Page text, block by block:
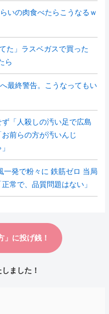
いの肉食べたらこうなるｗ
た」ラスベガスで買った
ら
最終警告。こうなってもい
「人殺しの汚い足で広島
前らの方が汚いんじ
一発で粉々に 鉄筋ゼロ 当局
常で、品質問題はない」
ました！